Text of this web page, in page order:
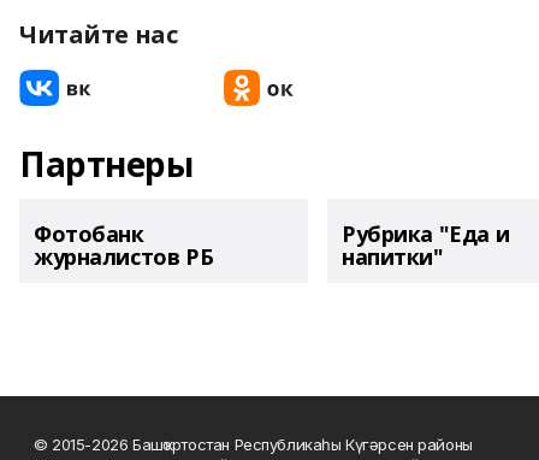
Читайте нас
Партнеры
Фотобанк
журналистов РБ
Рубрика "Еда и
напитки"
© 2015-2026 Башҡортостан Республикаһы Күгәрсен районы